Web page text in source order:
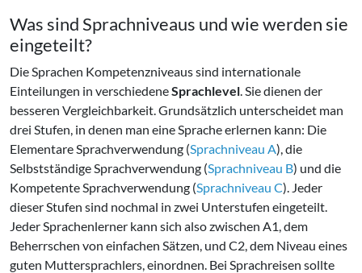
Was sind Sprachniveaus und wie werden sie
eingeteilt?
Die Sprachen Kompetenzniveaus sind internationale
Einteilungen in verschiedeneSprachlevel. Sie dienen der
besseren Vergleichbarkeit. Grundsätzlich unterscheidet man
drei Stufen, in denen man eine Sprache erlernen kann: Die
Elementare Sprachverwendung (Sprachniveau A), die
Selbstständige Sprachverwendung (Sprachniveau B) und die
Kompetente Sprachverwendung (Sprachniveau C). Jeder
dieser Stufen sind nochmal in zwei Unterstufen eingeteilt.
Jeder Sprachenlerner kann sich also zwischen A1, dem
Beherrschen von einfachen Sätzen, und C2, dem Niveau eines
guten Muttersprachlers, einordnen. Bei Sprachreisen sollte